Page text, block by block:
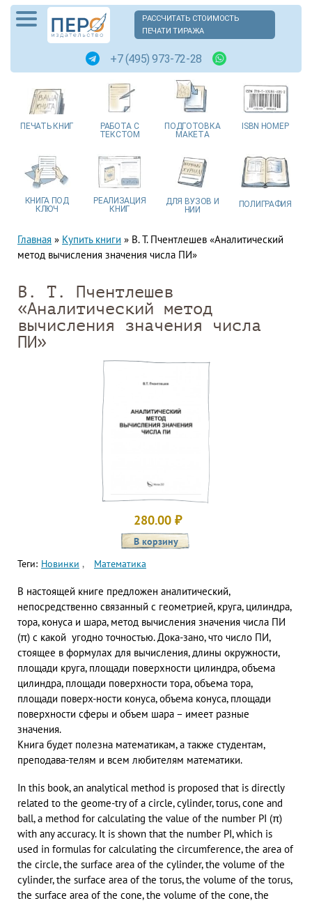
РАССЧИТАТЬ СТОИМОСТЬ
ПЕЧАТИ ТИРАЖА
+7 (495) 973-72-28
ПЕЧАТЬ КНИГ РАБОТА С
ТЕКСТОМ
ПОДГОТОВКА
МАКЕТА
ISBN НОМЕР
КНИГА ПОД
КЛЮЧ
РЕАЛИЗАЦИЯ
КНИГ
ДЛЯ ВУЗОВ И
НИИ
ПОЛИГРАФИЯ
Главная » Купить книги » В. Т. Пчентлешев «Аналитический
метод вычисления значения числа ПИ»
В. Т. Пчентлешев
«Аналитический метод
вычисления значения числа
ПИ»
280.00 ₽
Теги: Новинки Математика
В настоящей книге предложен аналитический,
непосредственно связанный с геометрией, круга, цилиндра,
тора, конуса и шара, метод вычисления значения числа ПИ
(π) с какой угодно точностью. Дока-зано, что число ПИ,
стоящее в формулах для вычисления, длины окружности,
площади круга, площади поверхности цилиндра, объема
цилиндра, площади поверхности тора, объема тора,
площади поверх-ности конуса, объема конуса, площади
поверхности сферы и объем шара – имеет разные
значения.
Книга будет полезна математикам, а также студентам,
преподава-телям и всем любителям математики.
In this book, an analytical method is proposed that is directly
related to the geome-try of a circle, cylinder, torus, cone and
ball, a method for calculating the value of the number PI (π)
with any accuracy. It is shown that the number PI, which is
used in formulas for calculating the circumference, the area of
the circle, the surface area of the cylinder, the volume of the
cylinder, the surface area of the torus, the volume of the torus,
the surface area of the cone, the volume of the cone, the